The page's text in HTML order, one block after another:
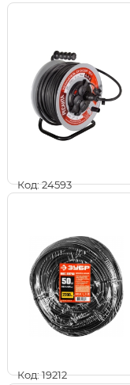
Код: 24593
Код: 19212